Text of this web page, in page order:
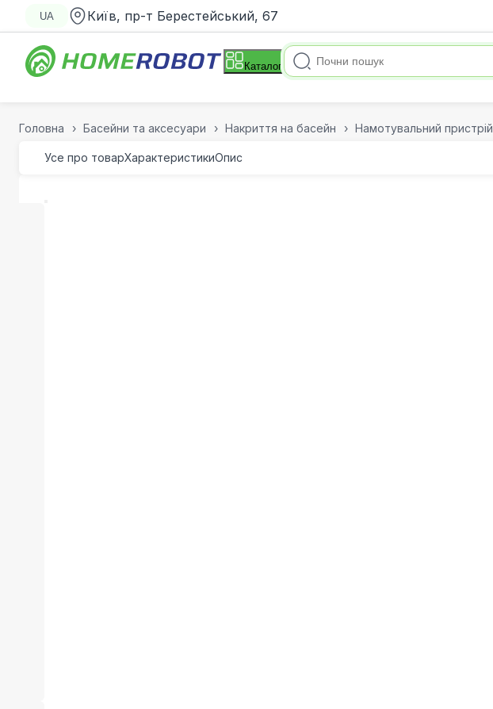
UA Київ, пр-т Берестейський, 67
Каталог
Головна Басейни та аксесуари Накриття на басейн Намотувальний пристрій
Усе про товарХарактеристикиОпис